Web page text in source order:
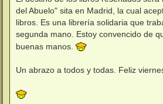
del Abuelo" sita en Madrid, la cual
libros. Es una librería solidaria que
segunda mano. Estoy convencido de
buenas manos.
Un abrazo a todos y todas. Feliz